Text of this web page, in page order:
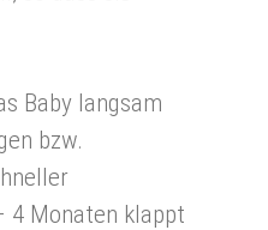
Baby langsam
bzw.
4 Monaten klappt